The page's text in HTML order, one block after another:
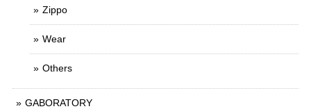
Zippo
Wear
Others
GABORATORY